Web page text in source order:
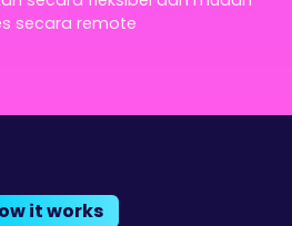
secara remote
it works